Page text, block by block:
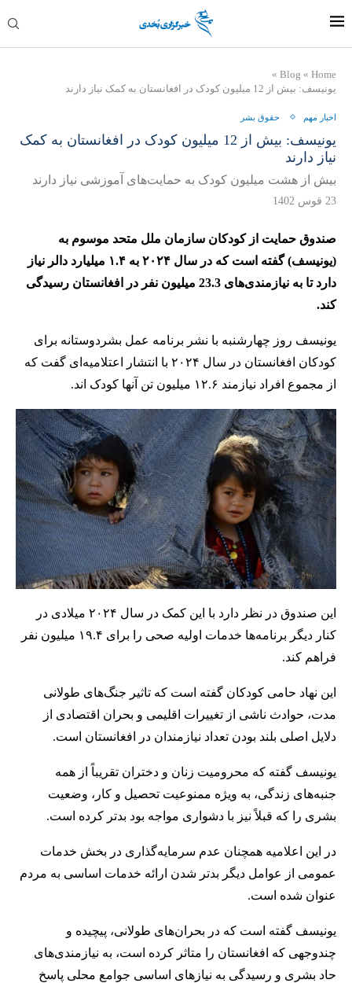
Home
»
Blog
»
یونیسف: بیش از 12 میلیون کودک در افغانستان به کمک نیاز دارند
اخبار مهم حقوق بشر
یونیسف: بیش از 12 میلیون کودک در افغانستان به کمک
نیاز دارند
بیش از هشت میلیون کودک به حمایت‌های آموزشی نیاز دارند
23 قوس 1402
صندوق حمایت از کودکان سازمان ملل متحد موسوم به
(یونیسف) گفته است که در سال ۲۰۲۴ به ۱.۴ میلیارد دالر نیاز
دارد تا به نیازمندی‌های 23.3 میلیون نفر در افغانستان رسیدگی
کند.
یونیسف روز چهارشنبه با نشر برنامه عمل بشردوستانه برای
کودکان افغانستان در سال ۲۰۲۴ با انتشار اعتلامیه‌ای گفت که
از مجموع افراد نیازمند ۱۲.۶ میلیون تن آنها کودک اند.
این صندوق در نظر دارد با این کمک در سال ۲۰۲۴ میلادی در
کنار دیگر برنامه‌‌ها خدمات اولیه صحی را برای ۱۹.۴ میلیون نفر
فراهم کند.
این نهاد حامی کودکان گفته است که تاثیر جنگ‌های طولانی
مدت، حوادث ناشی از تغییرات اقلیمی و بحران اقتصادی از
دلایل اصلی بلند بودن تعداد نیازمندان در افغانستان است.
یونیسف گفته که محرومیت زنان و دختران تقریباً از همه
جنبه‌های زندگی، به ویژه ممنوعیت تحصیل و کار، وضعیت
بشری را که قبلاً نیز با دشواری مواجه بود بدتر کرده است.
در این اعلامیه همچنان عدم سرمایه‌گذاری در بخش خدمات
عمومی از عوامل دیگر بدتر شدن ارائه خدمات اساسی به مردم
عنوان شده است.
یونیسف گفته است که در بحران‌های طولانی، پیچیده و
چندوجهی که افغانستان را متاثر کرده است، به نیازمندی‌های
حاد بشری و رسیدگی به نیازهای اساسی جوامع محلی پاسخ